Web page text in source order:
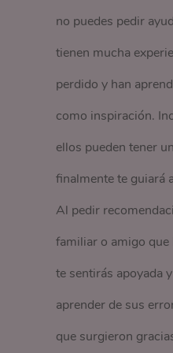
no puedes pedir
tienen mucha
perdido y han
como inspiración.
ellos pueden tener
finalmente te guiará
Al pedir
familiar o amigo
te sentirás apoyada
aprender de sus
que surgieron